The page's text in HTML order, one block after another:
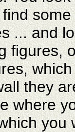
... and
figures,
they
where
you